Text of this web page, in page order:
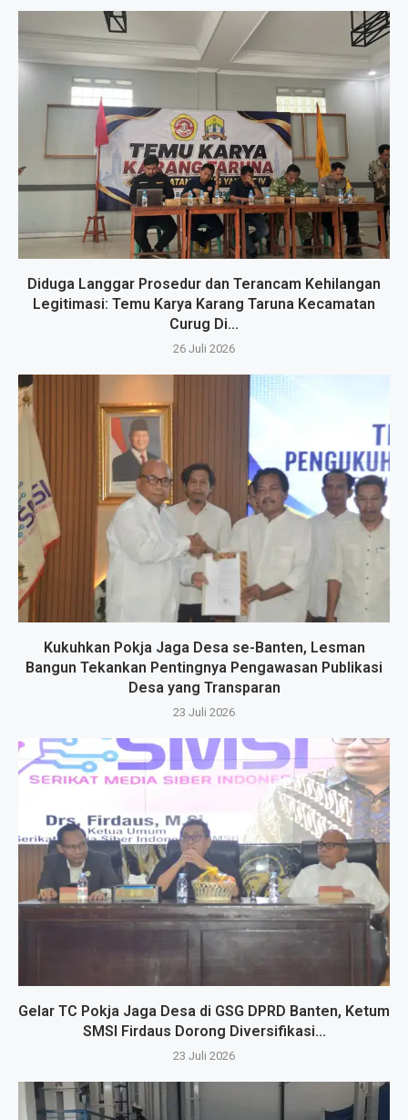
Diduga Langgar Prosedur dan Terancam Kehilangan
Legitimasi: Temu Karya Karang Taruna Kecamatan
Curug Di...
26 Juli 2026
Kukuhkan Pokja Jaga Desa se-Banten, Lesman
Bangun Tekankan Pentingnya Pengawasan Publikasi
Desa yang Transparan
23 Juli 2026
Gelar TC Pokja Jaga Desa di GSG DPRD Banten, Ketum
SMSI Firdaus Dorong Diversifikasi...
23 Juli 2026